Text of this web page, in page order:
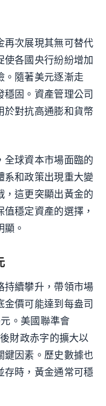
再次展現其無可替代
使各國央行紛紛增加
。隨著美元逐漸走
固。資產管理公司
於對抗高通膨和貨幣
全球資本市場面臨的
系和政策出現重大變
，這更突顯出黃金的
穩定資產的選擇，
。
持續攀升，帶領市場
價可能達到每盎司
。美國聯準會
財政赤字的擴大以
鍵因素。歷史數據也
存時，黃金通常可穩